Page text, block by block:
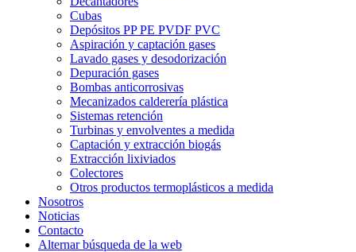
Cubas
Depósitos PP PE PVDF PVC
Aspiración y captación gases
Lavado gases y desodorización
Depuración gases
Bombas anticorrosivas
Mecanizados calderería plástica
Sistemas retención
Turbinas y envolventes a medida
Captación y extracción biogás
Extracción lixiviados
Colectores
Otros productos termoplásticos a medida
Nosotros
Noticias
Contacto
Alternar búsqueda de la web